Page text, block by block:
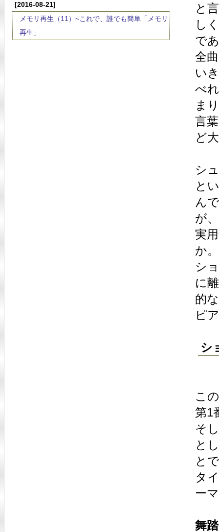
[2016-08-21]
メモリ再生（11）~これで、誰でも簡単「メモリ
再生」
と
し
で
全
い
べ
ま
言
ど
シ
と
ん
が
実
か。
シ
に
的
ピ
シ
こ
第1
そ
と
と
タ
ー
舞